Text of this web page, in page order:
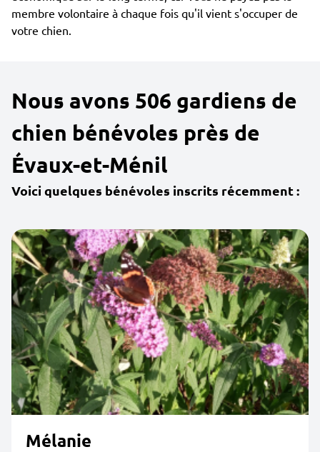
membre volontaire à chaque fois qu'il vient s'occuper de
votre chien.
Nous avons 506 gardiens de
chien bénévoles près de
Évaux-et-Ménil
Voici quelques bénévoles inscrits récemment :
Mélanie